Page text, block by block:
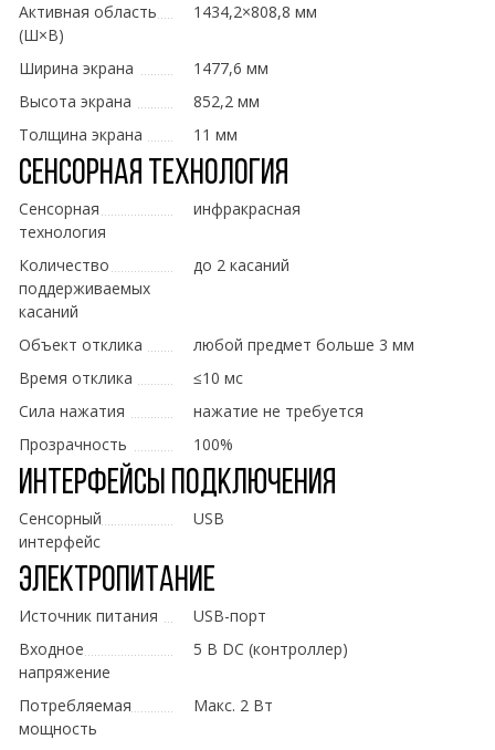
Активная область
(Ш×В)
1434,2×808,8 мм
Ширина экрана
1477,6 мм
Высота экрана
852,2 мм
Толщина экрана
11 мм
Сенсорная технология
Сенсорная
технология
инфракрасная
Количество
поддерживаемых
касаний
до 2 касаний
Объект отклика
любой предмет больше 3 мм
Время отклика
≤10 мс
Сила нажатия
нажатие не требуется
Прозрачность
100%
Интерфейсы подключения
Сенсорный
интерфейс
USB
Электропитание
Источник питания
USB-порт
Входное
напряжение
5 В DC (контроллер)
Потребляемая
мощность
Макс. 2 Вт